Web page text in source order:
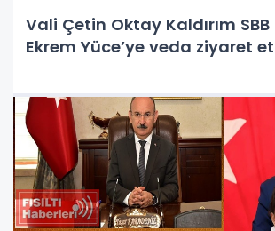
Vali Çetin Oktay Kaldırım SBB
Ekrem Yüce’ye veda ziyaret